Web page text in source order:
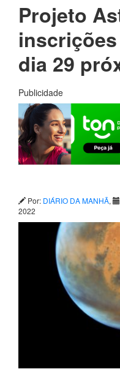
Projeto
dia 29
Publicidade
Por: DIÁRIO DA MANHÃ,
2022